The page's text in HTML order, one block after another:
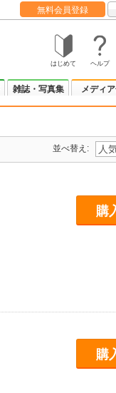
無料会員登録
はじめて ヘルプ
雑誌・写真集 メディ
並べ替え:
購
購